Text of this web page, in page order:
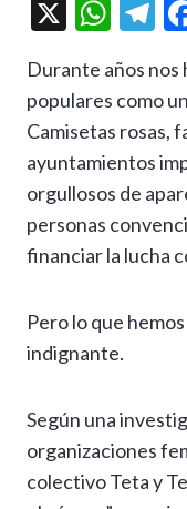
X
W
at
s
A
p
p
T
e
gr
a
m
Durante años nos
populares como
Camisetas rosas,
ayuntamientos
orgullosos de
personas
financiar la lucha
Pero lo que
indignante.
Según una
organizaciones
colectivo Teta y